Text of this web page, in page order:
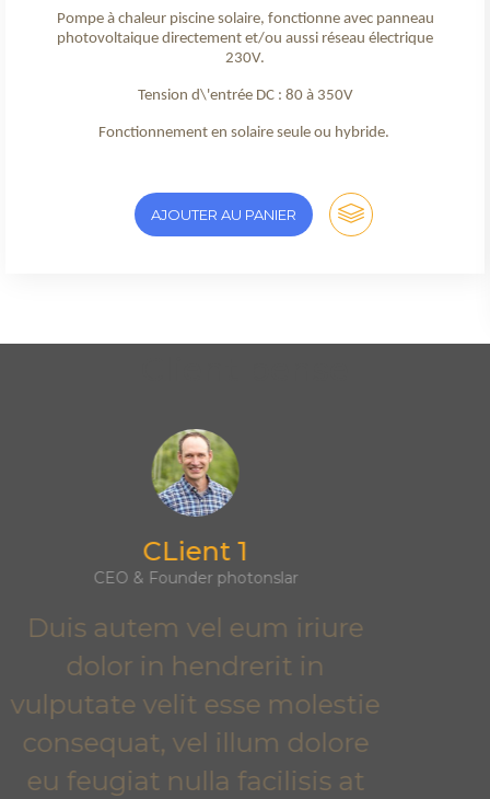
Pompe à chaleur piscine solaire, fonctionne avec panneau
photovoltaique directement et/ou aussi réseau électrique
230V.
Tension d\'entrée DC : 80 à 350V
Fonctionnement en solaire seule ou hybride.
AJOUTER AU PANIER
Client 2
CEO & Founder DooTr
Duis autem vel eum iriure
dolor in hendrerit in
vulputate velit esse molestie
consequat, vel illum dolore
eu feugiat nulla facilisis at